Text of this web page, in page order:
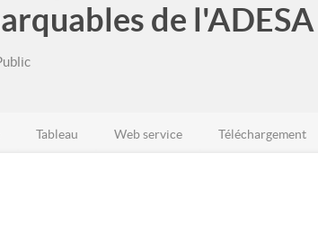
de l'ADESA
Tableau Web service Téléchargement